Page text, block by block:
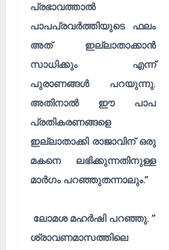
പ്രഭാവത്താൽ
പാപപ്രവർത്തിയുടെ ഫലം
അത് ഇല്ലാതാക്കാൻ
സാധിക്കും എന്ന്
പുരാണങ്ങൾ പറയുന്നു.
അതിനാൽ ഈ പാപ
പ്രതികരണങ്ങളെ
ഇല്ലാതാക്കി രാജാവിന് ഒരു
മകനെ ലഭിക്കുന്നതിനുള്ള
മാർഗം പറഞ്ഞുതന്നാലും.”
ലോമശ മഹർഷി പറഞ്ഞു. ”
ശ്രാവണമാസത്തിലെ